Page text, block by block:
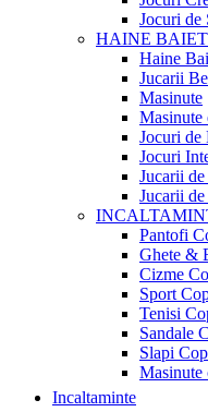
Jocuri de
HAINE
Haine
Jucarii
Masinute
Masinute
Jocuri de
Jocuri
Jucarii
Jucarii
Pantofi
Ghete &
Cizme
Sport
Tenisi
Sandale
Slapi
Masinute
Incaltaminte